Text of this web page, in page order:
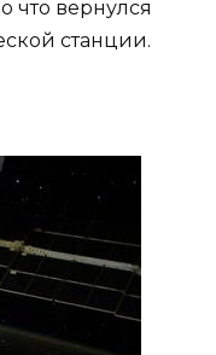
что вернулся
станции.